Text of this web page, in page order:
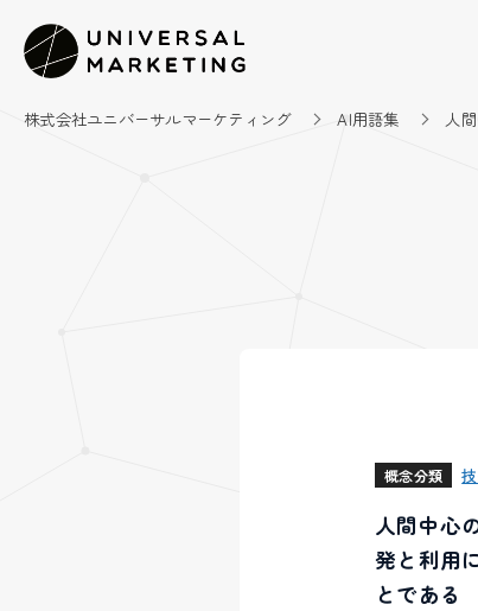
株式会社ユニバーサルマーケティング AI用語集 人
概念分類
人間中心
発と利用
とである